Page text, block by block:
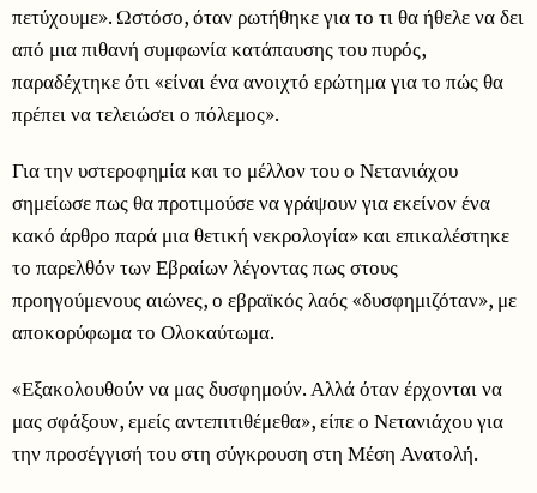
πετύχουμε». Ωστόσο, όταν ρωτήθηκε για το τι θα ήθελε να δει
από μια πιθανή συμφωνία κατάπαυσης του πυρός,
παραδέχτηκε ότι «είναι ένα ανοιχτό ερώτημα για το πώς θα
πρέπει να τελειώσει ο πόλεμος».
Για την υστεροφημία και το μέλλον του ο Νετανιάχου
σημείωσε πως θα προτιμούσε να γράψουν για εκείνον ένα
κακό άρθρο παρά μια θετική νεκρολογία» και επικαλέστηκε
το παρελθόν των Εβραίων λέγοντας πως στους
προηγούμενους αιώνες, ο εβραϊκός λαός «δυσφημιζόταν», με
αποκορύφωμα το Ολοκαύτωμα.
«Εξακολουθούν να μας δυσφημούν. Αλλά όταν έρχονται να
μας σφάξουν, εμείς αντεπιτιθέμεθα», είπε ο Νετανιάχου για
την προσέγγισή του στη σύγκρουση στη Μέση Ανατολή.